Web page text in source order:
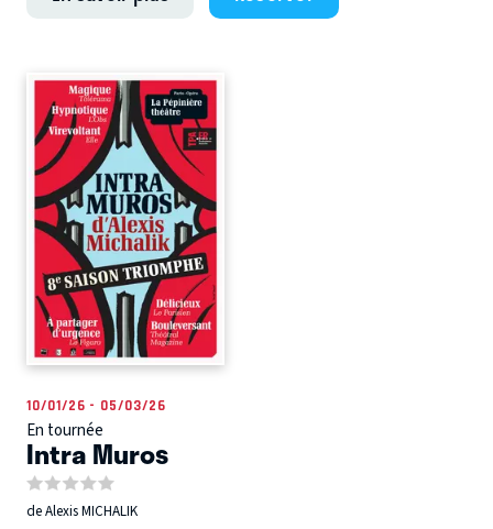
10/01/26 - 05/03/26
En tournée
Intra Muros
de Alexis MICHALIK